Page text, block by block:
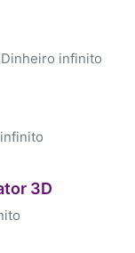
Dinheiro infinito
3D